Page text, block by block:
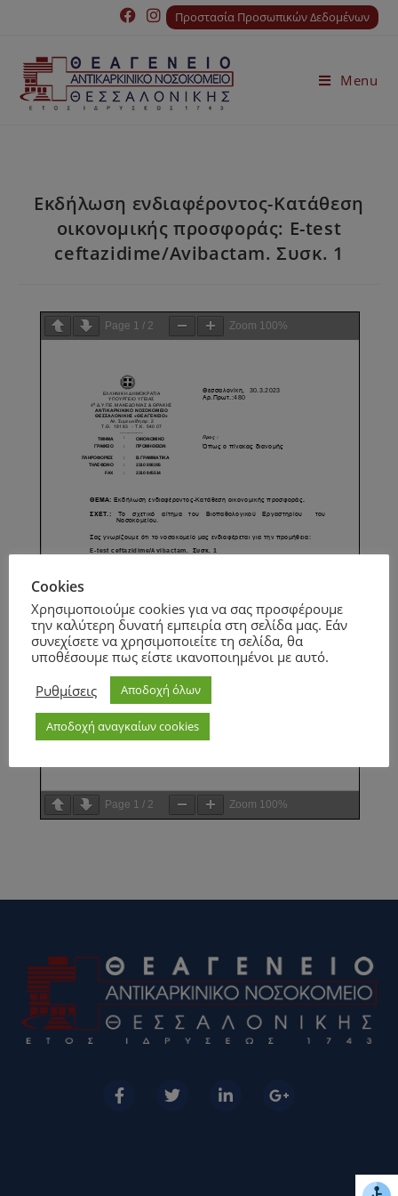
Προστασία Προσωπικών Δεδομένων
Menu
Εκδήλωση ενδιαφέροντος-Κατάθεση
οικονομικής προσφοράς: E-test
ceftazidime/Avibactam. Συσκ. 1
Page 1 / 2 Zoom 100%
Page 1 / 2 Zoom 100%
Cookies
Χρησιμοποιούμε cookies για να σας προσφέρουμε
την καλύτερη δυνατή εμπειρία στη σελίδα μας. Εάν
συνεχίσετε να χρησιμοποιείτε τη σελίδα, θα
υποθέσουμε πως είστε ικανοποιημένοι με αυτό.
Ρυθμίσεις
Αποδοχή όλων
Αποδοχή αναγκαίων cookies